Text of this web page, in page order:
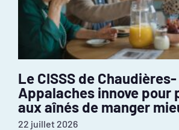
Le CISSS de Chaudières-
Appalaches innove pour
aux aînés de manger
22 juillet 2026